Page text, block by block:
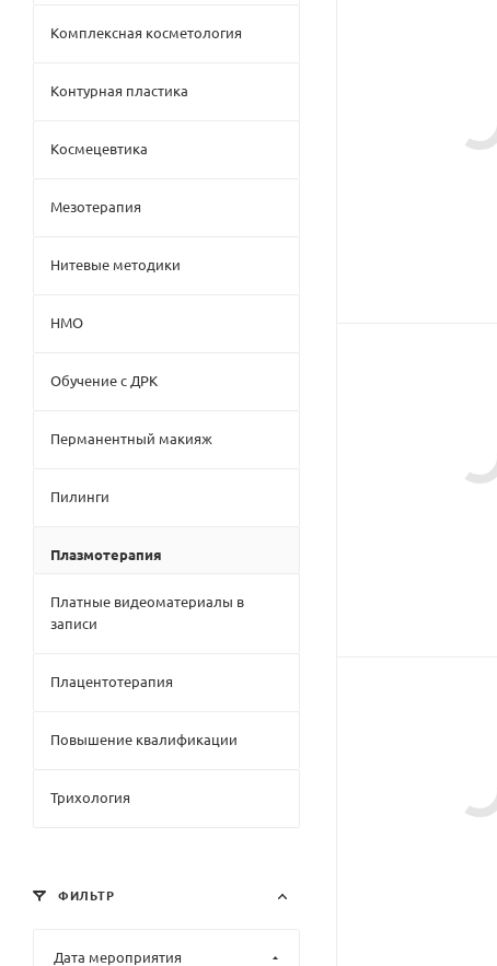
Комплексная косметология
Контурная пластика
Космецевтика
Мезотерапия
Нитевые методики
НМО
Обучение с ДРК
Перманентный макияж
Пилинги
Плазмотерапия
Платные видеоматериалы в
записи
Плацентотерапия
Повышение квалификации
Трихология
ФИЛЬТР
Дата мероприятия